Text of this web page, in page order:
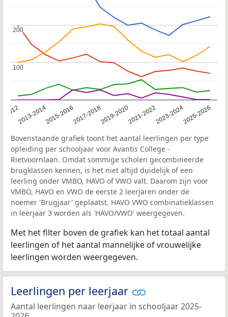
20122013-20142015-20162017-20182019-20202021-20222023-20242025-2026
100
100
200
200
Bovenstaande grafiek toont het aantal leerlingen per type
opleiding per schooljaar voor Avantis College -
Rietvoornlaan. Omdat sommige scholen gecombineerde
brugklassen kennen, is het niet altijd duidelijk of een
leerling onder VMBO, HAVO of VWO valt. Daarom zijn voor
VMBO, HAVO en VWO de eerste 2 leerjaren onder de
noemer 'Brugjaar' geplaatst. HAVO VWO combinatieklassen
in leerjaar 3 worden als 'HAVO/VWO' weergegeven.
Met het filter boven de grafiek kan het totaal aantal
leerlingen of het aantal mannelijke of vrouwelijke
leerlingen worden weergegeven.
Leerlingen per leerjaar
Aantal leerlingen naar leerjaar in schooljaar 2025-